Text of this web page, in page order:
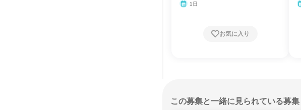
1日
お気に入り
この募集と一緒に見られている募集